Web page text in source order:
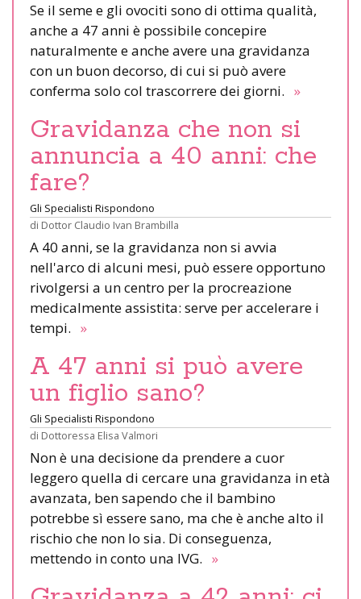
Se il seme e gli ovociti sono di ottima qualità,
anche a 47 anni è possibile concepire
naturalmente e anche avere una gravidanza
con un buon decorso, di cui si può avere
conferma solo col trascorrere dei giorni. »
Gravidanza che non si
annuncia a 40 anni: che
fare?
Gli Specialisti Rispondono
di Dottor Claudio Ivan Brambilla
A 40 anni, se la gravidanza non si avvia
nell'arco di alcuni mesi, può essere opportuno
rivolgersi a un centro per la procreazione
medicalmente assistita: serve per accelerare i
tempi. »
A 47 anni si può avere
un figlio sano?
Gli Specialisti Rispondono
di Dottoressa Elisa Valmori
Non è una decisione da prendere a cuor
leggero quella di cercare una gravidanza in età
avanzata, ben sapendo che il bambino
potrebbe sì essere sano, ma che è anche alto il
rischio che non lo sia. Di conseguenza,
mettendo in conto una IVG. »